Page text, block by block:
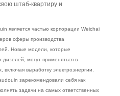
штаб-квартиру и
является частью корпорации Weichai
сферы производства
Новые модели, которые
дизелей, могут применяться в
выработку электроэнергии.
зарекомендовали себя как
задачи на самых ответственных